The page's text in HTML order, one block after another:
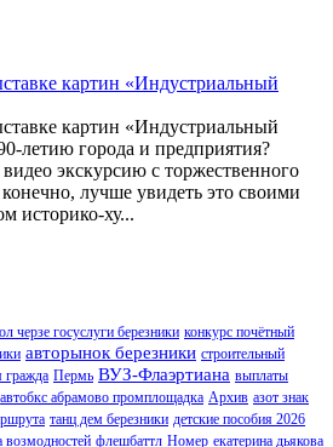
картин «Индустриальный
картин «Индустриальный
летию города и предприятия?
экскурсию с торжественного
лучше увидеть это своими
историко-ху...
черзе госуслуги березники конкурс почётный
авторынок березники строительный
гражда Пермь ВУЗ-Флаэртиана выплаты
автобкс абрамово промплощадка Архив азот знак
танц дем березники детские пособия 2026
возмодностей флешбаттл Номер екатерина дьякова